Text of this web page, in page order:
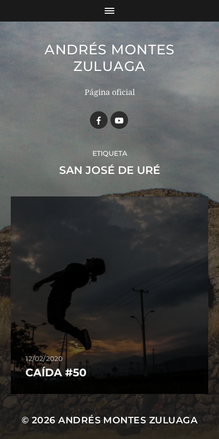
ANDRÉS MONTES
ZULUAGA
Página oficial
ETIQUETA
SAN JOSÉ DE URÉ
12/02/2020
CAÍDA #50
© 2026ANDRÉS MONTES ZULUAGA